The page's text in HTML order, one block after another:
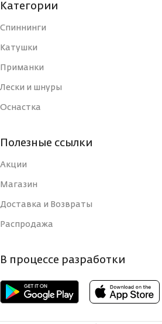
Категории
Спиннинги
Катушки
Приманки
Лески и шнуры
Оснастка
Полезные ссылки
Акции
Магазин
Доставка и Возвраты
Распродажа
В процессе разработки